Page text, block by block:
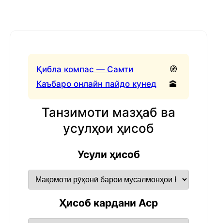
Қибла компас — Самти
Каъбаро онлайн пайдо кунед
🧭
🕋
Танзимоти мазҳаб ва
усулҳои ҳисоб
Усули ҳисоб
Ҳисоб кардани Аср